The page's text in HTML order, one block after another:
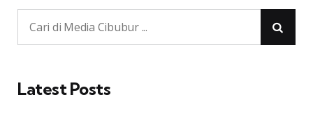
Latest Posts